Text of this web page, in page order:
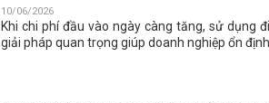
10/06/2026
Khi chi phí đầu vào ngày càng tăng, sử dụng
giải pháp quan trọng giúp doanh nghiệp ổn